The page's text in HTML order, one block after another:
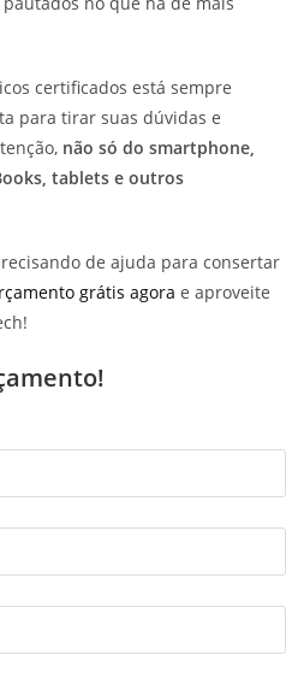
certificados está sempre
para tirar suas dúvidas e
não só do smartphone,
tablets e outros
de ajuda para consertar
grátis agora e aproveite